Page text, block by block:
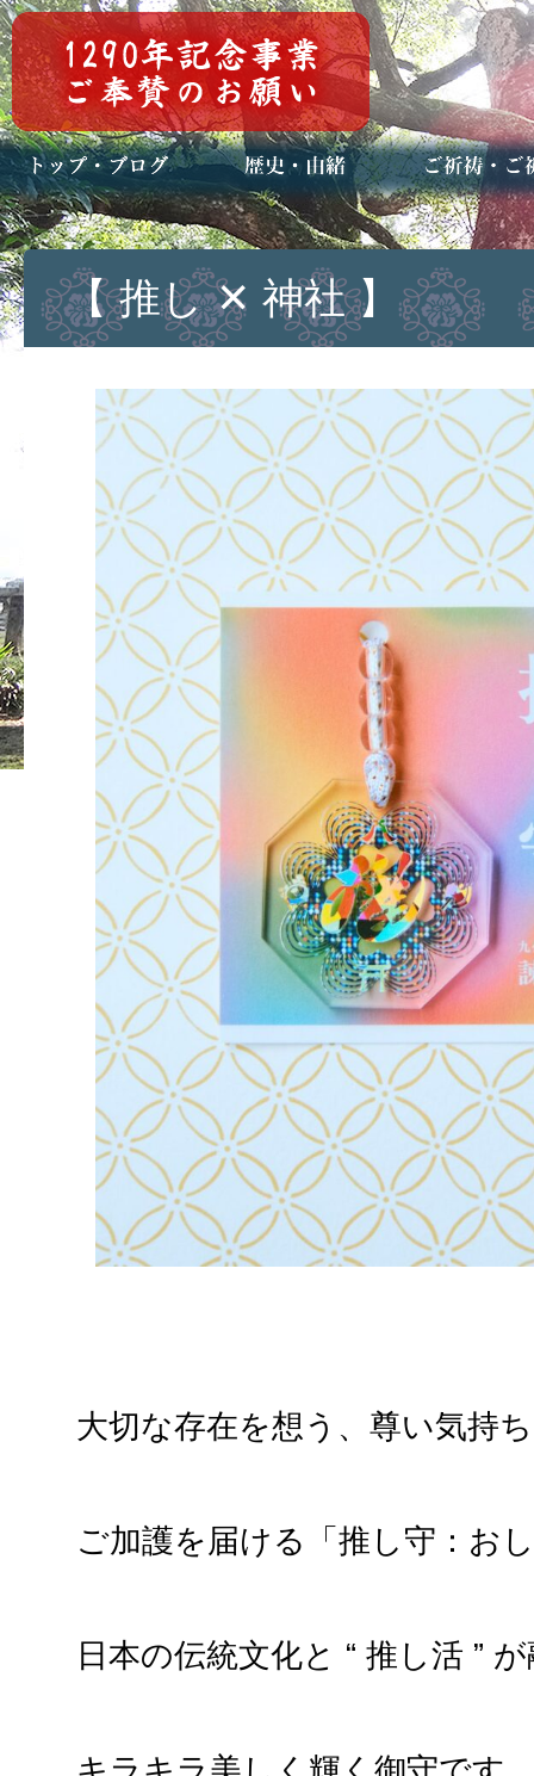
トップページ
ブログ(日々八百万)
お知らせ一覧 歴史・ご祭神
年中行事
メディア掲載 ご祈祷・ご祈
安産祈願
初宮参り
七五三詣
長寿のお祝い
神前結婚式
厄祓い・方位
車のお祓い
地鎮祭
神葬祭（神式
【 推し ✕ 神社 】
大切な存在を想う、尊い気持
ご加護を届ける「推し守：お
日本の伝統文化と “ 推し活 ”